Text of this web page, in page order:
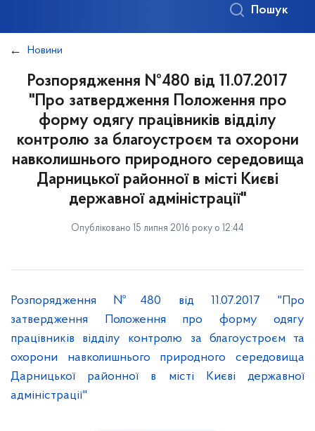
Пошук
Новини
Розпорядження №480 від 11.07.2017
"Про затвердження Положення про
форму одягу працівників відділу
контролю за благоустроєм та охорони
навколишнього природного середовища
Дарницької районної в місті Києві
державної адміністрації"
Опубліковано 15 липня 2016 року о 12:44
Розпорядження №480 від 11.07.2017 "Про
затвердження Положення про форму одягу
працівників відділу контролю за благоустроєм та
охорони навколишнього природного середовища
Дарницької районної в місті Києві державної
адміністрації"